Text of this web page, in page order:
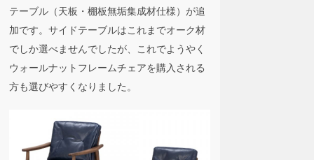
テーブル（天板・棚板無垢集成材仕様）が追
加です。サイドテーブルはこれまでオーク材
でしか選べませんでしたが、これでようやく
ウォールナットフレームチェアを購入される
方も選びやすくなりました。